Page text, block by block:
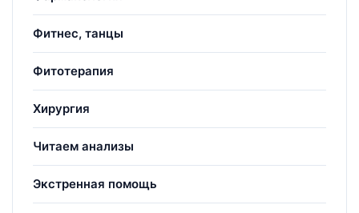
Фитнес, танцы
Фитотерапия
Хирургия
Читаем анализы
Экстренная помощь